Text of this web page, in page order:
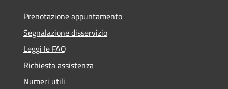
Prenotazione appuntamento
Segnalazione disservizio
Leggi le FAQ
Richiesta assistenza
Numeri utili